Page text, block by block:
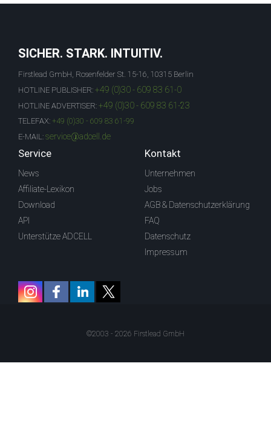
SICHER. STARK. INTUITIV.
Firstlead GmbH, Rosenfelder St. 15-16, 10315 Berlin
HOTLINE PUBLISHER: +49 (0)30 - 609 83 61-0
HOTLINE ADVERTISER: +49 (0)30 - 609 83 61-23
TELEFAX: +49 (0)30 - 609 83 61-99
E-MAIL: service@adcell.de
Service
News
Affiliate-Lexikon
Download
API
Unterstütze ADCELL
Kontakt
Unternehmen
Jobs
AGB & Datenschutzerklärung
FAQ
Datenschutz
Impressum
©2003 - 2026 Firstlead GmbH